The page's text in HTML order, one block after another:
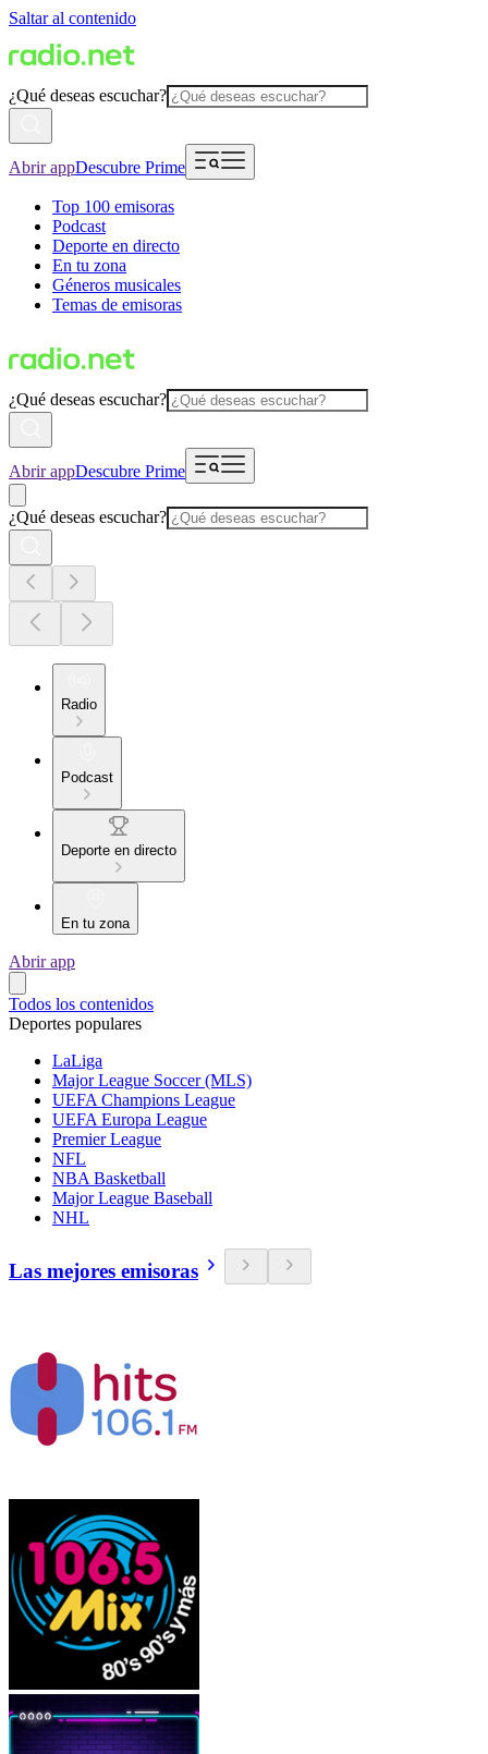
Saltar al contenido
¿Qué deseas escuchar?
Abrir appDescubre Prime
Top 100 emisoras
Podcast
Deporte en directo
En tu zona
Géneros musicales
Temas de emisoras
¿Qué deseas escuchar?
Abrir appDescubre Prime
¿Qué deseas escuchar?
Radio
Podcast
Deporte en directo
En tu zona
Abrir app
Todos los contenidos
Deportes populares
LaLiga
Major League Soccer (MLS)
UEFA Champions League
UEFA Europa League
Premier League
NFL
NBA Basketball
Major League Baseball
NHL
Las mejores emisoras